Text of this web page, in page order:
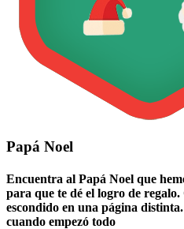
Papá Noel
Encuentra al Papá Noel que
para que te dé el logro de
escondido en una página
cuando empezó todo